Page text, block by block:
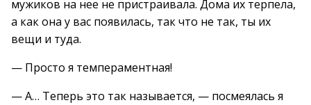
мужиков на нее не пристраивала. Дома их терпела,
а как она у вас появилась, так что не так, ты их
вещи и туда.
— Просто я темпераментная!
— А… Теперь это так называется, — посмеялась я